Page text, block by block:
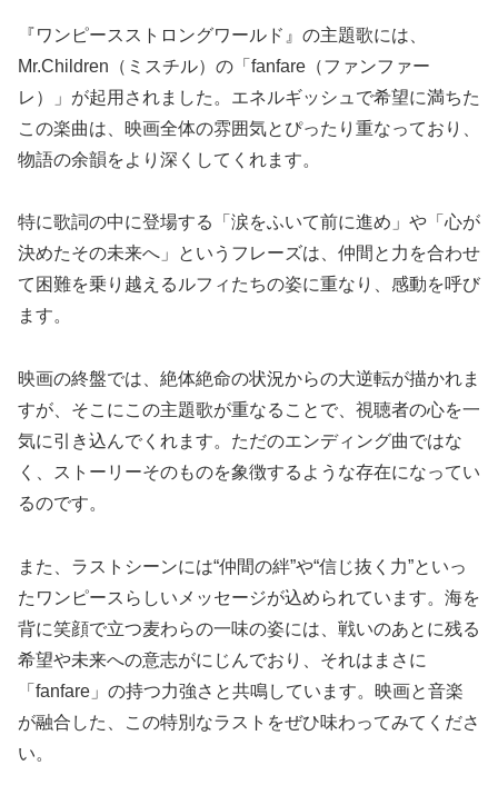
『ワンピースストロングワールド』の主題歌には、
Mr.Children（ミスチル）の「fanfare（ファンファー
レ）」が起用されました。エネルギッシュで希望に満ちた
この楽曲は、映画全体の雰囲気とぴったり重なっており、
物語の余韻をより深くしてくれます。
特に歌詞の中に登場する「涙をふいて前に進め」や「心が
決めたその未来へ」というフレーズは、仲間と力を合わせ
て困難を乗り越えるルフィたちの姿に重なり、感動を呼び
ます。
映画の終盤では、絶体絶命の状況からの大逆転が描かれま
すが、そこにこの主題歌が重なることで、視聴者の心を一
気に引き込んでくれます。ただのエンディング曲ではな
く、ストーリーそのものを象徴するような存在になってい
るのです。
また、ラストシーンには“仲間の絆”や“信じ抜く力”といっ
たワンピースらしいメッセージが込められています。海を
背に笑顔で立つ麦わらの一味の姿には、戦いのあとに残る
希望や未来への意志がにじんでおり、それはまさに
「fanfare」の持つ力強さと共鳴しています。映画と音楽
が融合した、この特別なラストをぜひ味わってみてくださ
い。